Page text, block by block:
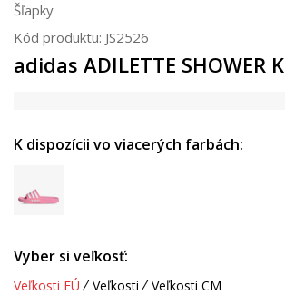
Šľapky
Kód produktu: JS2526
adidas ADILETTE SHOWER K
K dispozícii vo viacerých farbách:
Vyber si veľkosť:
Veľkosti EÚ Veľkosti Veľkosti CM